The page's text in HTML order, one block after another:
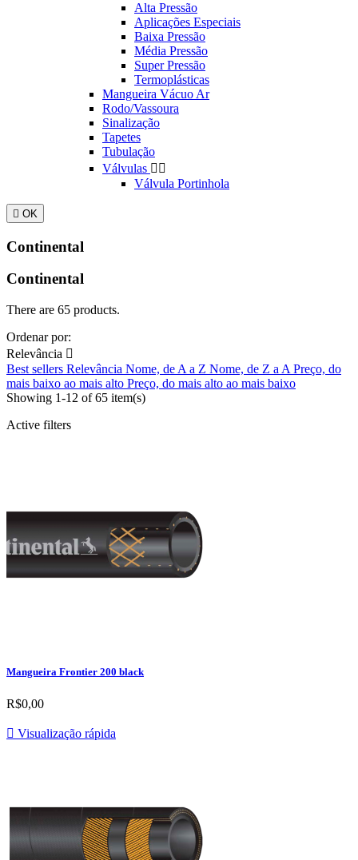
Alta Pressão
Aplicações Especiais
Baixa Pressão
Média Pressão
Super Pressão
Termoplásticas
Mangueira Vácuo Ar
Rodo/Vassoura
Sinalização
Tapetes
Tubulação
Válvulas  
Válvula Portinhola
 OK
Continental
Continental
There are 65 products.
Ordenar por:
Relevância 
Best sellers Relevância Nome, de A a Z Nome, de Z a A Preço, do
mais baixo ao mais alto Preço, do mais alto ao mais baixo
Showing 1-12 of 65 item(s)
Active filters
Mangueira Frontier 200 black
R$0,00
 Visualização rápida